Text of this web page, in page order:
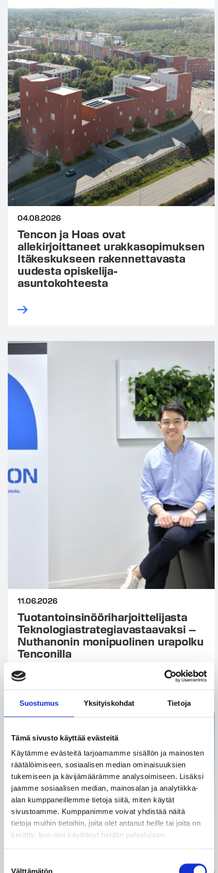
Suostumus Yksityiskohdat Tietoja
Tämä sivusto käyttää evästeitä
Käytämme evästeitä tarjoamamme sisällön ja mainosten
räätälöimiseen, sosiaalisen median ominaisuuksien
tukemiseen ja kävijämäärämme analysoimiseen. Lisäksi
jaamme sosiaalisen median, mainosalan ja analytiikka-
alan kumppaneillemme tietoja siitä, miten käytät
sivustoamme. Kumppanimme voivat yhdistää näitä
tietoja muihin tietoihin, joita olet antanut heille tai joita on
kerätty, kun olet käyttänyt heidän palvelujaan.
Välttämätön
04.08.2026
Tencon ja Hoas ovat
allekirjoittaneet urakkasopimuksen
Itäkeskukseen rakennettavasta
uudesta opiskelija-
asuntokohteesta
11.06.2026
Tuotantoinsinööriharjoittelijasta
Teknologiastrategiavastaavaksi –
Nuthanonin monipuolinen urapolku
Tenconilla